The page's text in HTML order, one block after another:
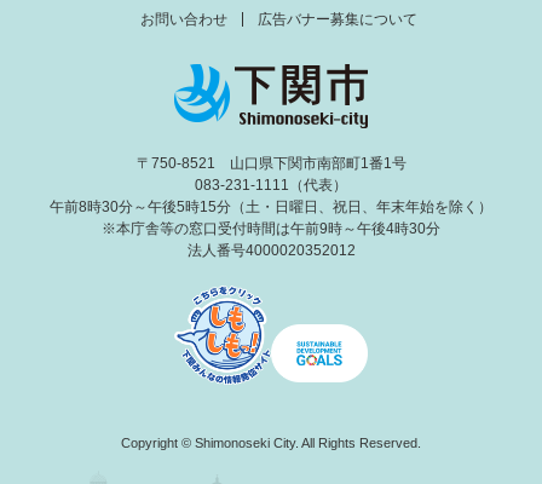
お問い合わせ 広告バナー募集について
〒750-8521 山口県下関市南部町1番1号
083-231-1111（代表）
午前8時30分～午後5時15分（土・日曜日、祝日、年末年始を除く）
※本庁舎等の窓口受付時間は午前9時～午後4時30分
法人番号4000020352012
Copyright © Shimonoseki City. All Rights Reserved.